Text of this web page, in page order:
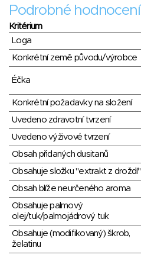
Podrobné hodnocení
Kritérium
Loga
Konkrétní země původu/výrobce
Éčka
Konkrétní požadavky na složení
Uvedeno zdravotní tvrzení
Uvedeno výživové tvrzení
Obsah přidaných dusitanů
Obsahuje složku "extrakt z droždí"
Obsah blíže neurčeného aroma
Obsahuje palmový
olej/tuk/palmojádrový tuk
Obsahuje (modifikovaný) škrob,
želatinu